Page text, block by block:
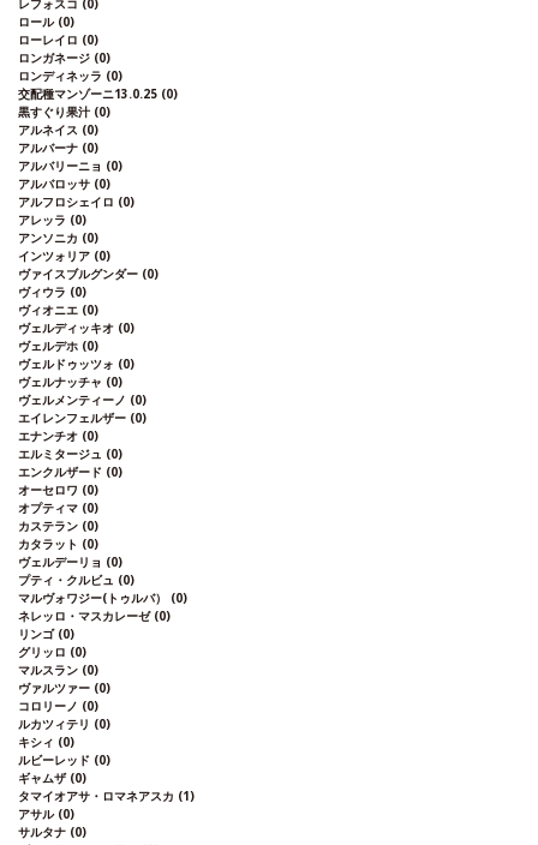
レフォスコ (0)
ロール (0)
ローレイロ (0)
ロンガネージ (0)
ロンディネッラ (0)
交配種マンゾーニ13.0.25 (0)
黒すぐり果汁 (0)
アルネイス (0)
アルバーナ (0)
アルバリーニョ (0)
アルバロッサ (0)
アルフロシェイロ (0)
アレッラ (0)
アンソニカ (0)
インツォリア (0)
ヴァイスブルグンダー (0)
ヴィウラ (0)
ヴィオニエ (0)
ヴェルディッキオ (0)
ヴェルデホ (0)
ヴェルドゥッツォ (0)
ヴェルナッチャ (0)
ヴェルメンティーノ (0)
エイレンフェルザー (0)
エナンチオ (0)
エルミタージュ (0)
エンクルザード (0)
オーセロワ (0)
オプティマ (0)
カステラン (0)
カタラット (0)
ヴェルデーリョ (0)
プティ・クルビュ (0)
マルヴォワジー(トゥルバ） (0)
ネレッロ・マスカレーゼ (0)
リンゴ (0)
グリッロ (0)
マルスラン (0)
ヴァルツァー (0)
コロリーノ (0)
ルカツィテリ (0)
キシィ (0)
ルビーレッド (0)
ギャムザ (0)
タマイオアサ・ロマネアスカ (1)
アサル (0)
サルタナ (0)